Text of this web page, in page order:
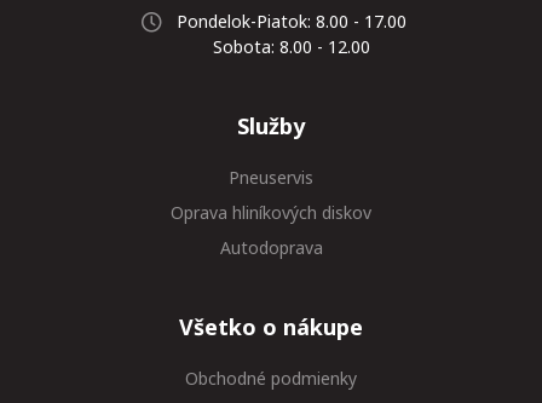
Pondelok-Piatok: 8.00 - 17.00
Sobota: 8.00 - 12.00
Služby
Pneuservis
Oprava hliníkových diskov
Autodoprava
Všetko o nákupe
Obchodné podmienky